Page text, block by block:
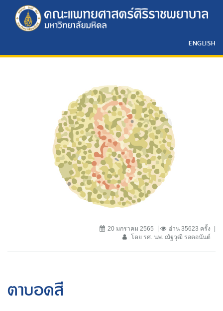
ENGLISH
20 มกราคม 2565
อ่าน 35623 ครั้ง
โดย รศ. นพ. ณัฐวุฒิ รอดอนันต์
ตาบอดสี